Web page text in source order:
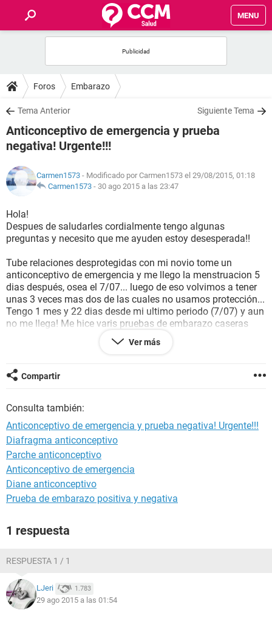
MENU
FOROS
SALUD
FAMILIA
NUTRICIÓN
SEXUALIDAD
GLOSARIO
Foros Embarazo
Tema Anterior Siguiente Tema
Anticonceptivo de emergencia y prueba
negativa! Urgente!!!
Carmen1573 - Modificado por Carmen1573 el 29/08/2015, 01:18
Carmen1573 - 30 ago 2015 a las 23:47
Hola!
Despues de saludarles cordialmente tengo algunas
preguntas y necesito que me ayuden estoy desesperada!!
Tube relaciones desprotegidas con mi novio tome un
anticonceptivo de emergencia y me llego la menstruacion 5
dias después, osea el 7/07... luego de eso volvimos a tener
unas 3 veces mas dos de las cuales no usamos protección...
Tengo 1 mes y 22 dias desde mi ultimo periodo (7/07) y aun
no me llega! Me hice varis pruebas de embarazo caseras
una con cinco dias de atraso y la otra con 7 dias de atraso y
una de sangre a los 22 dias y las tres salieron negativas!
dolor en la espalda baja!.
Puede ser que este embarazada o es solo un retraso por el
Estoy desesperada! Por favor ayúdenme
Ver más
Compartir
Consulta también:
Anticonceptivo de emergencia y prueba negativa! Urgente!!!
Diafragma anticonceptivo
Parche anticonceptivo
Anticonceptivo de emergencia
Diane anticonceptivo
Prueba de embarazo positiva y negativa
1 respuesta
RESPUESTA 1 / 1
LJeri 1.783
29 ago 2015 a las 01:54